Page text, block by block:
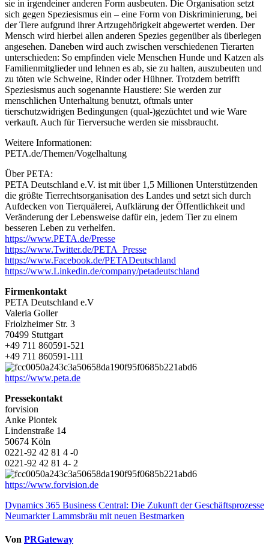
sie in irgendeiner anderen Form ausbeuten. Die Organisation setzt
sich gegen Speziesismus ein – eine Form von Diskriminierung, bei
der Tiere aufgrund ihrer Artzugehörigkeit abgewertet werden. Der
Mensch wird hierbei allen anderen Spezies gegenüber als überlegen
angesehen. Daneben wird auch zwischen verschiedenen Tierarten
unterschieden: So empfinden viele Menschen Hunde und Katzen als
Familienmitglieder und lehnen es ab, sie zu halten, auszubeuten und
zu töten wie Schweine, Rinder oder Hühner. Trotzdem betrifft
Speziesismus auch sogenannte Haustiere: Sie werden zur
menschlichen Unterhaltung benutzt, oftmals unter
tierschutzwidrigen Bedingungen (qual-)gezüchtet und wie Ware
verkauft. Auch für Tierversuche werden sie missbraucht.
Weitere Informationen:
PETA.de/Themen/Vogelhaltung
Über PETA:
PETA Deutschland e.V. ist mit über 1,5 Millionen Unterstützenden
die größte Tierrechtsorganisation des Landes und setzt sich durch
Aufdecken von Tierquälerei, Aufklärung der Öffentlichkeit und
Veränderung der Lebensweise dafür ein, jedem Tier zu einem
besseren Leben zu verhelfen.
https://www.PETA.de/Presse
https://www.Twitter.de/PETA_Presse
https://www.Facebook.de/PETADeutschland
https://www.Linkedin.de/company/petadeutschland
Firmenkontakt
PETA Deutschland e.V
Valeria Goller
Friolzheimer Str. 3
70499 Stuttgart
+49 711 860591-521
+49 711 860591-111
https://www.peta.de
Pressekontakt
forvision
Anke Piontek
Lindenstraße 14
50674 Köln
0221-92 42 81 4 -0
0221-92 42 81 4- 2
https://www.forvision.de
Beitragsnavigation
Dynamics 365 Business Central: Die Zukunft der Geschäftsprozesse
Neumarkter Lammsbräu mit neuen Bestmarken
Von PRGateway